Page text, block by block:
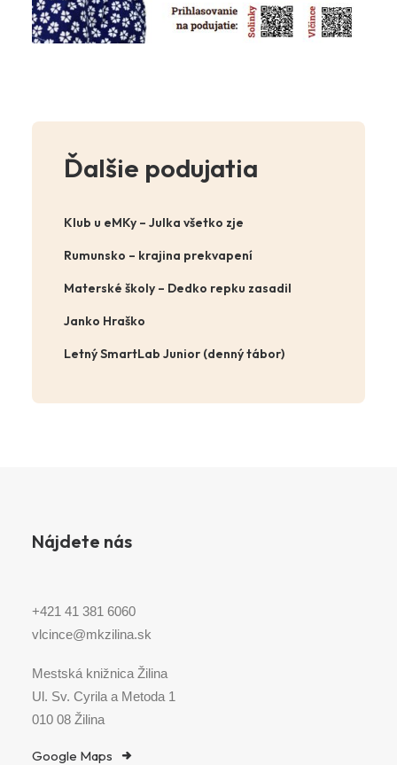
Ďalšie podujatia
Klub u eMKy – Julka všetko zje
Rumunsko – krajina prekvapení
Materské školy – Dedko repku zasadil
Janko Hraško
Letný SmartLab Junior (denný tábor)
Nájdete nás
+421 41 381 6060
vlcince@mkzilina.sk
Mestská knižnica Žilina
Ul. Sv. Cyrila a Metoda 1
010 08 Žilina
Google Maps